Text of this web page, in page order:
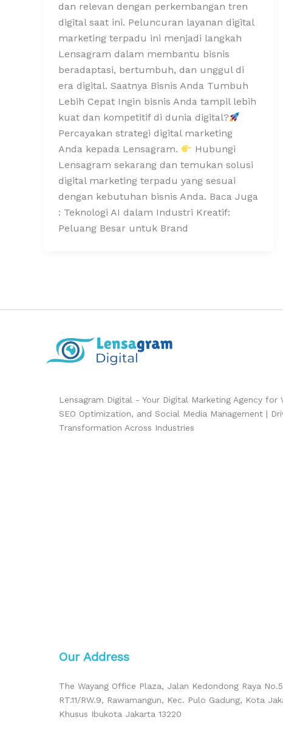
dan relevan dengan perkembangan tren
digital saat ini. Peluncuran layanan digital
marketing terpadu ini menjadi langkah
Lensagram dalam membantu bisnis
beradaptasi, bertumbuh, dan unggul di
era digital. Saatnya Bisnis Anda Tumbuh
Lebih Cepat Ingin bisnis Anda tampil lebih
kuat dan kompetitif di dunia digital?
Percayakan strategi digital marketing
Anda kepada Lensagram.
Hubungi
Lensagram sekarang dan temukan solusi
digital marketing terpadu yang sesuai
dengan kebutuhan bisnis Anda. Baca Juga
: Teknologi AI dalam Industri Kreatif:
Peluang Besar untuk Brand
Lensagram Digital - Your Digital Marketing Agency for
SEO Optimization, and Social Media Management |
Transformation Across Industries
Our Address
The Wayang Office Plaza, Jalan Kedondong Raya
RT.11/RW.9, Rawamangun, Kec. Pulo Gadung, Kota
Khusus Ibukota Jakarta 13220